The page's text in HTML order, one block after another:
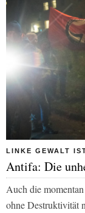
LINKE GEWALT
Antifa: Die
Auch die
ohne Destruktivität